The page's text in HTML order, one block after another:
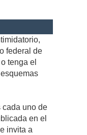
federal de
tenga el
cada uno de
en el
invita a